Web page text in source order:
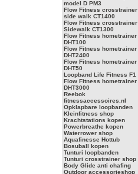
model D PM3
Flow Fitness crosstrainer
side walk CT1400
Flow Fitness crosstrainer
Sidewalk CT1300
Flow Fitness hometrainer
DHT100
Flow Fitness hometrainer
DHT2400
Flow Fitness hometrainer
DHT50
Loopband Life Fitness F1
Flow Fitness hometrainer
DHT3000
Reebok
fitnessaccessoires.nl
Opklapbare loopbanden
Kleinfitness shop
Krachtstations kopen
Powerbreathe kopen
Waterrower shop
Aquafinesse Hottub
Bosuball kopen
Tunturi loopbanden
Tunturi crosstrainer shop
Body Glide anti chafing
Outdoor accessorieshop